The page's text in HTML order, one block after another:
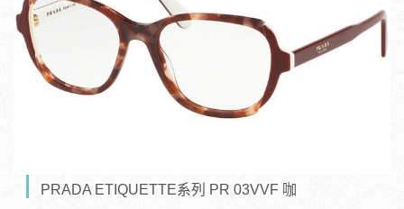
PRADA ETIQUETTE系列 PR 03VVF 咖